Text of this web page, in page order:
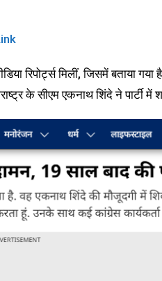
रिपोर्ट्स मिलीं, जिसमें बताया
के सीएम एकनाथ शिंदे ने पार्टी में